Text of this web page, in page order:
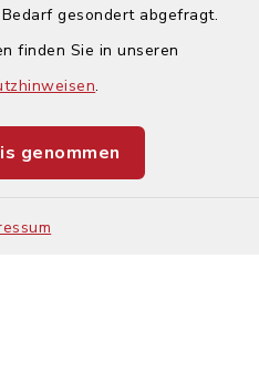
gesondert abgefragt.
finden Sie in unseren
.
genommen